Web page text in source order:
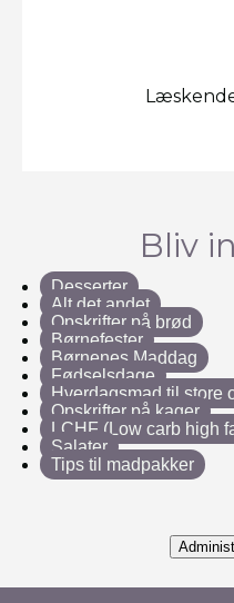
Bliv
Desserter
Alt det andet
Opskrifter på brød
Børnefester
Børnenes Maddag
Fødselsdage
Hverdagsmad til store
Opskrifter på kager
LCHF (Low carb high
Salater
Tips til madpakker